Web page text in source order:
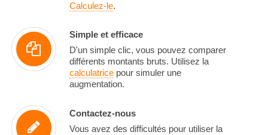
Calculez-le.
Simple et efficace
D'un simple clic, vous pouvez comparer
différents montants bruts. Utilisez la
calculatricepour simuler une
augmentation.
Contactez-nous
Vous avez des difficultés pour utiliser la